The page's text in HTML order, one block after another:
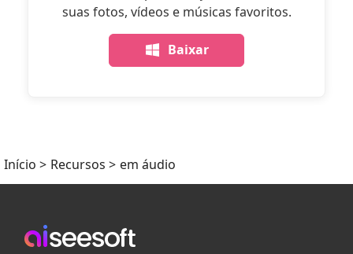
suas fotos, vídeos e músicas favoritos.
Baixar
Início > Recursos > em áudio